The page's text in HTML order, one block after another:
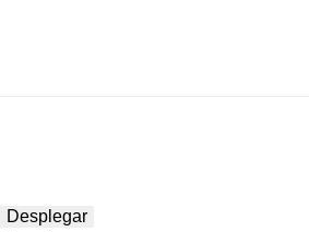
Desplegar